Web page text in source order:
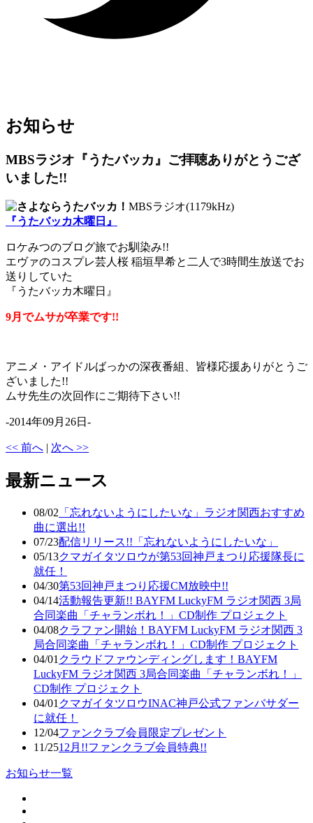
お知らせ
MBSラジオ『うたバッカ』ご拝聴ありがとうござ
いました!!
MBSラジオ(1179kHz)
『うたバッカ木曜日』
ロケみつのブログ旅でお馴染み!!
エヴァのコスプレ芸人桜 稲垣早希と二人で3時間生放送でお
送りしていた
『うたバッカ木曜日』
9月でムサが卒業です!!
アニメ・アイドルばっかの深夜番組、皆様応援ありがとうご
ざいました!!
ムサ先生の次回作にご期待下さい!!
-2014年09月26日-
<< 前へ | 次へ >>
最新ニュース
08/02 「忘れないようにしたいな」ラジオ関西おすすめ
曲に選出!!
07/23配信リリース!!「忘れないようにしたいな」
05/13クマガイタツロウが第53回神戸まつり応援隊長に
就任！
04/30第53回神戸まつり応援CM放映中!!
04/14活動報告更新!! BAYFM LuckyFM ラジオ関西 3局
合同楽曲「チャランボれ！」CD制作 プロジェクト
04/08クラファン開始！BAYFM LuckyFM ラジオ関西 3
局合同楽曲「チャランボれ！」CD制作 プロジェクト
04/01 クラウドファウンディングします！BAYFM
LuckyFM ラジオ関西 3局合同楽曲「チャランボれ！」
CD制作 プロジェクト
04/01 クマガイタツロウINAC神戸公式ファンバサダー
に就任！
12/04ファンクラブ会員限定プレゼント
11/2512月!!ファンクラブ会員特典!!
お知らせ一覧